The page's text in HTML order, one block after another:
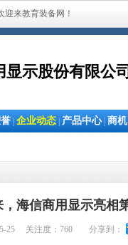
迎来教育装备网！
显示股份有限公
企业动态 产品中心| 商机
海信商用显示亮相
25 关注度：760 分享到：